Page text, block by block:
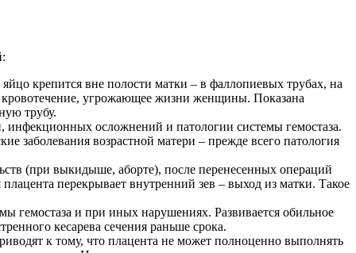
крепится вне полости матки – в фаллопиевых трубах, на
кровотечение, угрожающее жизни женщины. Показана
трубу.
осложнений и патологии системы гемостаза.
заболевания возрастной матери – прежде всего патология
(при выкидыше, аборте), после перенесенных операций
перекрывает внутренний зев – выход из матки. Такое
гемостаза и при иных нарушениях. Развивается обильное
кесарева сечения раньше срока.
к тому, что плацента не может полноценно выполнять